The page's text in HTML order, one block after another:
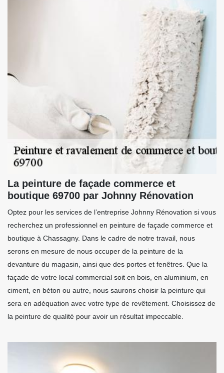
La peinture de façade commerce et
boutique 69700 par Johnny Rénovation
Optez pour les services de l’entreprise Johnny Rénovation si vous
recherchez un professionnel en peinture de façade commerce et
boutique à Chassagny. Dans le cadre de notre travail, nous
serons en mesure de nous occuper de la peinture de la
devanture du magasin, ainsi que des portes et fenêtres. Que la
façade de votre local commercial soit en bois, en aluminium, en
ciment, en béton ou autre, nous saurons choisir la peinture qui
sera en adéquation avec votre type de revêtement. Choisissez de
la peinture de qualité pour avoir un résultat impeccable.